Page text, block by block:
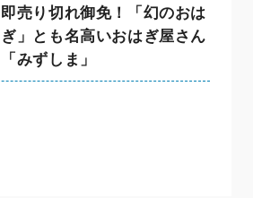
即売り切れ御免！「幻のおは
ぎ」とも名高いおはぎ屋さん
「みずしま」